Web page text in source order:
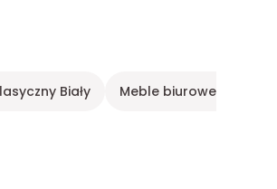
Biały Meble biurowe